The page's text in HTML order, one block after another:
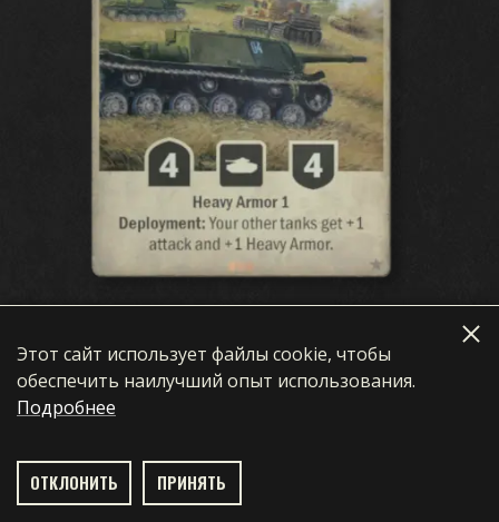
Советские танковые колоды на данный момент
трудно назвать метовыми, но когда придёт их
день, СУ-152 будет готов оказать им посильную
появиться в колодах на немецких танках, хотя
такой синтез обречён остаться
Этот сайт использует файлы cookie, чтобы
обеспечить наилучший опыт использования.
Подробнее
ОТКЛОНИТЬ ПРИНЯТЬ
СКАЧАТЬ ПОДДЕРЖКА
НОВОСТИ
СООБЩЕСТВО
KARDS КИБЕРСПОРТ
РЕСУРСЫ
ЯЗЫК
English 简体中文 繁體中文
Français
Deutsch
Polski Português
Italiano